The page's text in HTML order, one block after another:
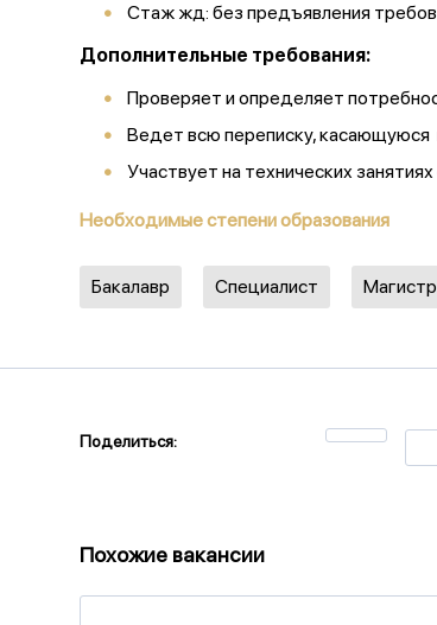
Стаж жд: без предъявления
Дополнительные требования:
Проверяет и определяет
Ведет всю переписку, касающуюся
Участвует на технических
Необходимые степени образования
Бакалавр Специалист Магистр
Поделиться:
Похожие вакансии